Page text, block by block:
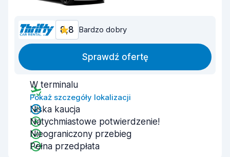
8,8 Bardzo dobry
Sprawdź ofertę
W terminalu
Pokaż szczegóły lokalizacji
Niska kaucja
Natychmiastowe potwierdzenie!
Nieograniczony przebieg
Pełna przedpłata